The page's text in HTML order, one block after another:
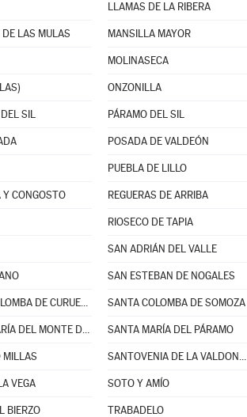
LLAMAS DE LA RIBERA
LAS MULAS MANSILLA MAYOR
MOLINASECA
ONZONILLA
SIL PÁRAMO DEL SIL
POSADA DE VALDEÓN
PUEBLA DE LILLO
CONGOSTO REGUERAS DE ARRIBA
RIOSECO DE TAPIA
SAN ADRIÁN DEL VALLE
SAN ESTEBAN DE NOGALES
SANTA COLOMBA DE CURUEÑO SANTA COLOMBA DE SOMOZA
SANTA MARÍA DEL MONTE DE CEA SANTA MARÍA DEL PÁRAMO
MILLAS SANTOVENIA DE LA VALDONCINA
VEGA SOTO Y AMÍO
BIERZO TRABADELO